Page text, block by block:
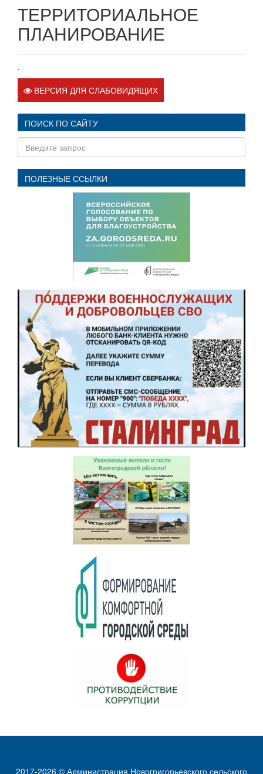
ТЕРРИТОРИАЛЬНОЕ
ПЛАНИРОВАНИЕ
.
ВЕРСИЯ ДЛЯ СЛАБОВИДЯЩИХ
ПОИСК ПО САЙТУ
ПОЛЕЗНЫЕ ССЫЛКИ
2017-2026 © Администрация Новогригорьевского сельского